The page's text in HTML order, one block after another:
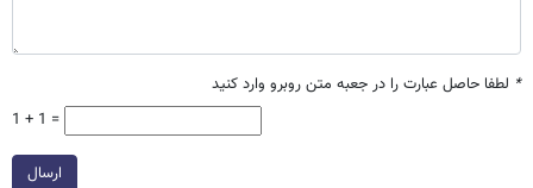
* لطفا حاصل عبارت را در جعبه متن روبرو وارد کنید
1 + 1 =
ارسال